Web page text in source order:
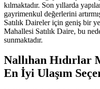
kılmaktadır. Son yıllarda
gayrimenkul değerlerini
Satılık Daireler için geniş bir
Mahallesi Satılık Daire, bu
sunmaktadır.
Nallıhan Hıdırlar
En İyi Ulaşım